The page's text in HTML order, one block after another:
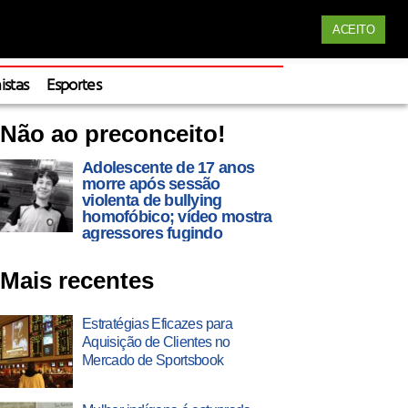
ACEITO
Esportes
Não ao preconceito!
Adolescente de 17 anos
morre após sessão
violenta de bullying
homofóbico; vídeo mostra
agressores fugindo
Mais recentes
Estratégias Eficazes para
Aquisição de Clientes no
Mercado de Sportsbook